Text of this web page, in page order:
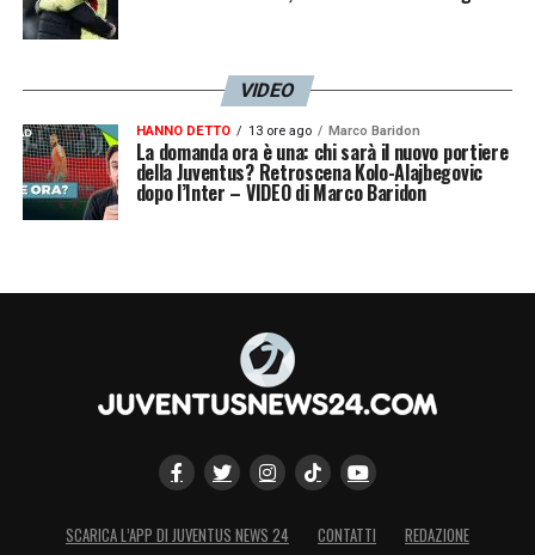
VIDEO
HANNO DETTO 13 ore ago Marco Baridon
La domanda ora è una: chi sarà il nuovo portiere
della Juventus? Retroscena Kolo-Alajbegovic
dopo l’Inter – VIDEO di Marco Baridon
SCARICA L’APP DI JUVENTUS NEWS 24 CONTATTI
REDAZIONE